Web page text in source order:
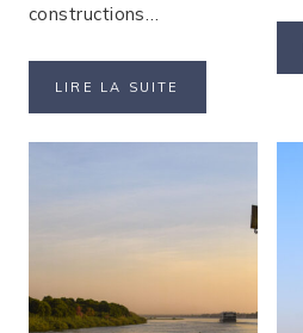
constructions…
LIRE LA SUITE
ORIGINES